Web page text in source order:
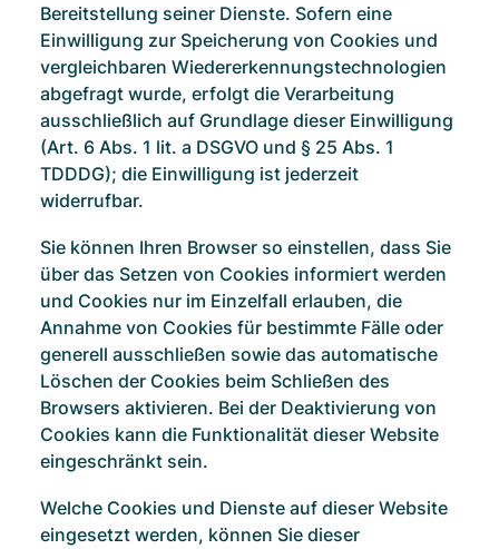
Bereitstellung seiner Dienste. Sofern eine
Einwilligung zur Speicherung von Cookies und
vergleichbaren Wiedererkennungstechnologien
abgefragt wurde, erfolgt die Verarbeitung
ausschließlich auf Grundlage dieser Einwilligung
(Art. 6 Abs. 1 lit. a DSGVO und § 25 Abs. 1
TDDDG); die Einwilligung ist jederzeit
widerrufbar.
Sie können Ihren Browser so einstellen, dass Sie
über das Setzen von Cookies informiert werden
und Cookies nur im Einzelfall erlauben, die
Annahme von Cookies für bestimmte Fälle oder
generell ausschließen sowie das automatische
Löschen der Cookies beim Schließen des
Browsers aktivieren. Bei der Deaktivierung von
Cookies kann die Funktionalität dieser Website
eingeschränkt sein.
Welche Cookies und Dienste auf dieser Website
eingesetzt werden, können Sie dieser